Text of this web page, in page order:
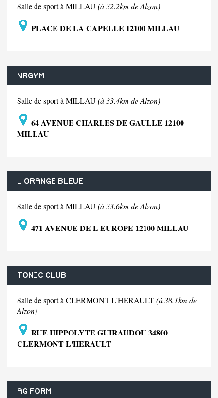
Salle de sport à MILLAU(à 32.2km de Alzon)
PLACE DE LA CAPELLE 12100 MILLAU
NRGYM
Salle de sport à MILLAU(à 33.4km de Alzon)
64 AVENUE CHARLES DE GAULLE 12100
MILLAU
L ORANGE BLEUE
Salle de sport à MILLAU(à 33.6km de Alzon)
471 AVENUE DE L EUROPE 12100 MILLAU
TONIC CLUB
Salle de sport à CLERMONT L'HERAULT(à 38.1km de
Alzon)
RUE HIPPOLYTE GUIRAUDOU 34800
CLERMONT L'HERAULT
AG FORM